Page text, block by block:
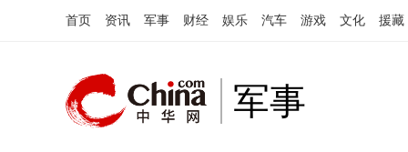
首页 资讯 军事 财经 娱乐 汽车 游戏 文化 援藏
军事